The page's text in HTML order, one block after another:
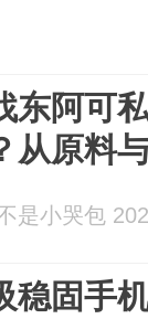
东阿可
从原料
是小哭包
稳固手